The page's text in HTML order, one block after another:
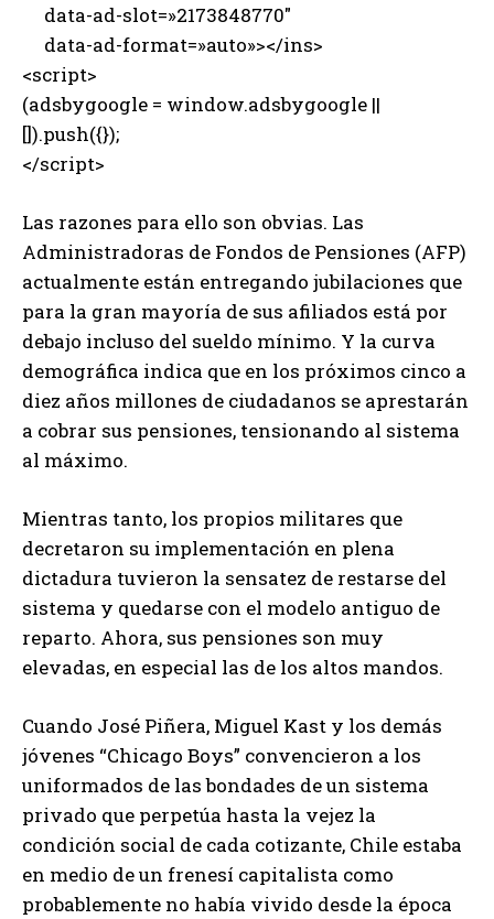
data-ad-slot=»2173848770″
data-ad-format=»auto»></ins>
<script>
(adsbygoogle = window.adsbygoogle ||
[]).push({});
</script>
Las razones para ello son obvias. Las
Administradoras de Fondos de Pensiones (AFP)
actualmente están entregando jubilaciones que
para la gran mayoría de sus afiliados está por
debajo incluso del sueldo mínimo. Y la curva
demográfica indica que en los próximos cinco a
diez años millones de ciudadanos se aprestarán
a cobrar sus pensiones, tensionando al sistema
al máximo.
Mientras tanto, los propios militares que
decretaron su implementación en plena
dictadura tuvieron la sensatez de restarse del
sistema y quedarse con el modelo antiguo de
reparto. Ahora, sus pensiones son muy
elevadas, en especial las de los altos mandos.
Cuando José Piñera, Miguel Kast y los demás
jóvenes “Chicago Boys” convencieron a los
uniformados de las bondades de un sistema
privado que perpetúa hasta la vejez la
condición social de cada cotizante, Chile estaba
en medio de un frenesí capitalista como
probablemente no había vivido desde la época